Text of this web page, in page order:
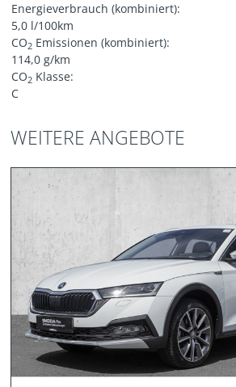
Energieverbrauch (kombiniert):
5,0 l/100km
CO2 Emissionen (kombiniert):
114,0 g/km
CO2 Klasse:
C
WEITERE ANGEBOTE